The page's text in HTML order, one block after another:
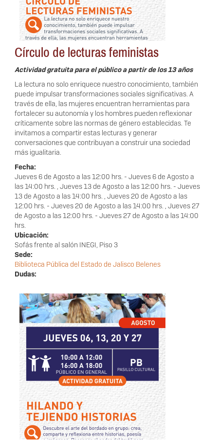
Círculo de lecturas feministas
Actividad gratuita para el público a partir de los 13 años
La lectura no solo enriquece nuestro conocimiento, también
puede impulsar transformaciones sociales significativas. A
través de ella, las mujeres encuentran herramientas para
fortalecer su autonomía y los hombres pueden reflexionar
críticamente sobre las normas de género establecidas. Te
invitamos a compartir estas lecturas y generar
conversaciones que contribuyan a construir una sociedad
más igualitaria.
Fecha:
Jueves 6 de Agosto a las 12:00 hrs. - Jueves 6 de Agosto a
las 14:00 hrs.
Jueves 13 de Agosto a las 12:00 hrs. - Jueves
13 de Agosto a las 14:00 hrs.
Jueves 20 de Agosto a las
12:00 hrs. - Jueves 20 de Agosto a las 14:00 hrs.
Jueves 27
de Agosto a las 12:00 hrs. - Jueves 27 de Agosto a las 14:00
hrs.
Ubicación:
Sofás frente al salón INEGI, Piso 3
Sede:
Biblioteca Pública del Estado de Jalisco Belenes
Dudas: